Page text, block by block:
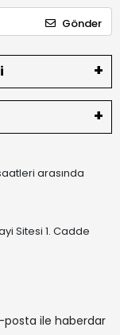
Gönder
arasında
Sitesi 1. Cadde
posta ile haberdar